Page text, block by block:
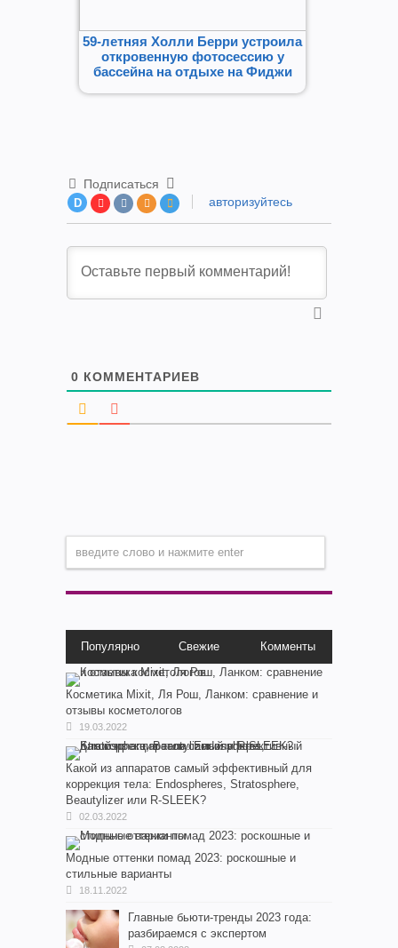
59-летняя Холли Берри устроила
откровенную фотосессию у
бассейна на отдыхе на Фиджи
Подписаться
D авторизуйтесь
0 КОММЕНТАРИЕВ
Популярно Свежие Комменты
Косметика Мixit, Ля Рош, Ланком: сравнение и
отзывы косметологов
19.03.2022
Какой из аппаратов самый эффективный для
коррекция тела: Endospheres, Stratosphere,
Beautylizer или R-SLEEK?
02.03.2022
Модные оттенки помад 2023: роскошные и
стильные варианты
18.11.2022
Главные бьюти-тренды 2023 года:
разбираемся с экспертом